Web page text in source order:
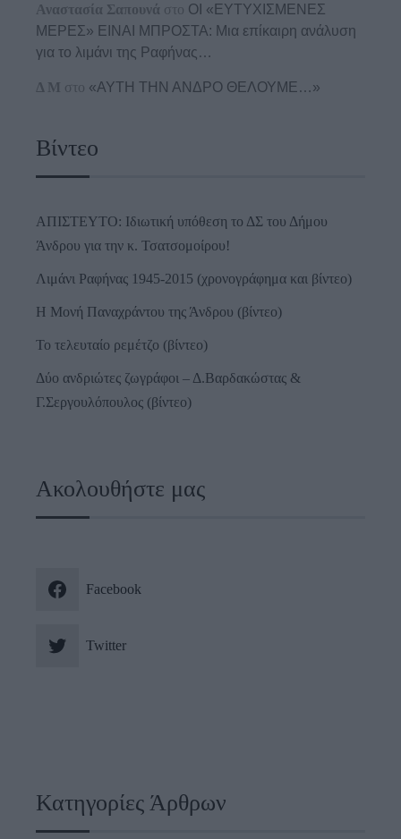
Αναστασία Σαπουνά στο ΟΙ «ΕΥΤΥΧΙΣΜΕΝΕΣ
ΜΕΡΕΣ» ΕΙΝΑΙ ΜΠΡΟΣΤΑ: Μια επίκαιρη ανάλυση
για το λιμάνι της Ραφήνας…
Δ Μ στο «ΑΥΤΗ ΤΗΝ ΑΝΔΡΟ ΘΕΛΟΥΜΕ…»
Βίντεο
ΑΠΙΣΤΕΥΤΟ: Ιδιωτική υπόθεση το ΔΣ του Δήμου
Άνδρου για την κ. Τσατσομοίρου!
Λιμάνι Ραφήνας 1945-2015 (χρονογράφημα και βίντεο)
Η Μονή Παναχράντου της Άνδρου (βίντεο)
Το τελευταίο ρεμέτζο (βίντεο)
Δύο ανδριώτες ζωγράφοι – Δ.Βαρδακώστας &
Γ.Σεργουλόπουλος (βίντεο)
Ακολουθήστε μας
Facebook
Twitter
Κατηγορίες Άρθρων